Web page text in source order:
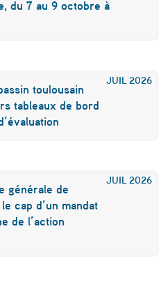
du 7 au 9 octobre à
JUIL 2026
toulousain
tableaux de bord
JUIL 2026
générale de
cap d’un mandat
de l’action